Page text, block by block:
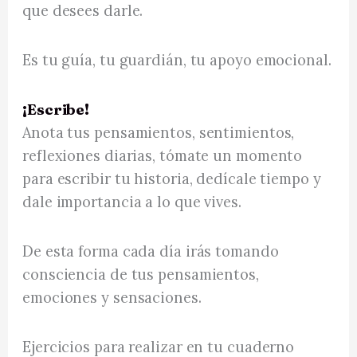
que desees darle.
Es tu guía, tu guardián, tu apoyo emocional.
¡Escribe!
Anota tus pensamientos, sentimientos,
reflexiones diarias, tómate un momento
para escribir tu historia, dedícale tiempo y
dale importancia a lo que vives.
De esta forma cada día irás tomando
consciencia de tus pensamientos,
emociones y sensaciones.
Ejercicios para realizar en tu cuaderno